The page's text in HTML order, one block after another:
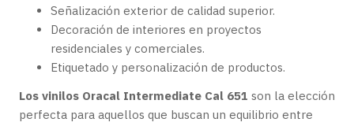
Señalización exterior de calidad superior.
Decoración de interiores en proyectos
residenciales y comerciales.
Etiquetado y personalización de productos.
Los vinilos Oracal Intermediate Cal 651 son la elección
perfecta para aquellos que buscan un equilibrio entre